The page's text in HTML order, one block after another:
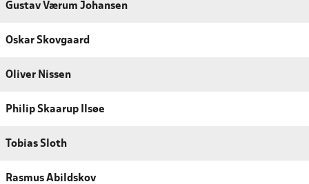
Gustav Værum Johansen
Oskar Skovgaard
Oliver Nissen
Philip Skaarup Ilsøe
Tobias Sloth
Rasmus Abildskov